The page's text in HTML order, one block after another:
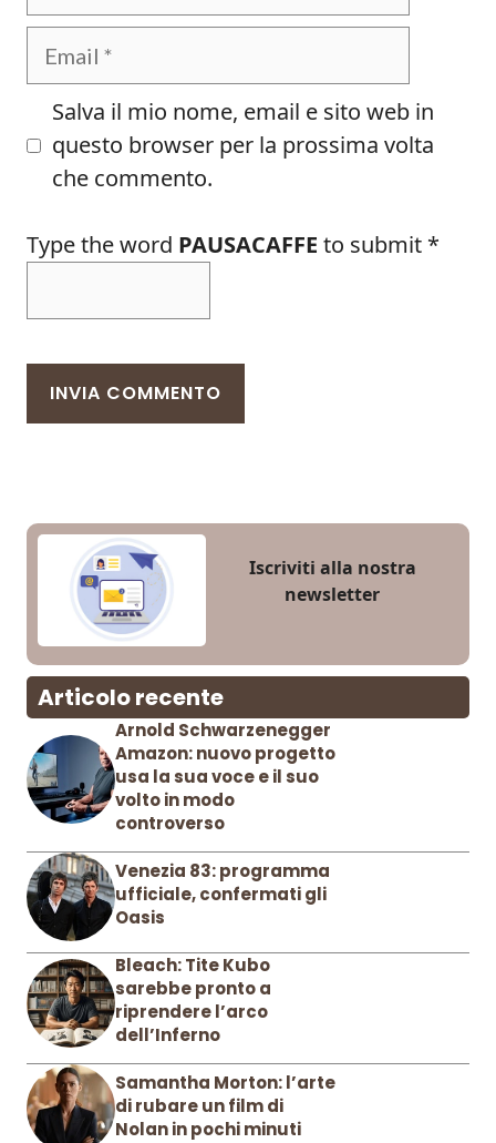
Email
Salva il mio nome, email e sito web in
questo browser per la prossima volta
che commento.
Type the word PAUSACAFFE to submit *
Iscriviti alla nostra
newsletter
Articolo recente
Arnold Schwarzenegger
Amazon: nuovo progetto
usa la sua voce e il suo
volto in modo
controverso
Venezia 83: programma
ufficiale, confermati gli
Oasis
Bleach: Tite Kubo
sarebbe pronto a
riprendere l’arco
dell’Inferno
Samantha Morton: l’arte
di rubare un film di
Nolan in pochi minuti